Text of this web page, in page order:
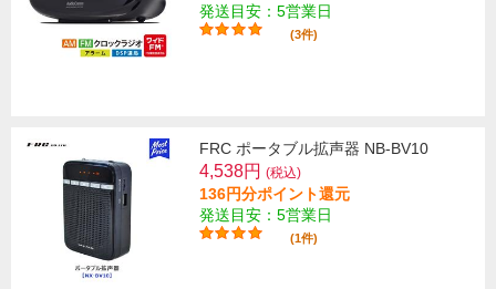
発送目安：5営業日
(3件)
FRC ポータブル拡声器 NB-BV10
4,538円 (税込)
136円分ポイント還元
発送目安：5営業日
(1件)